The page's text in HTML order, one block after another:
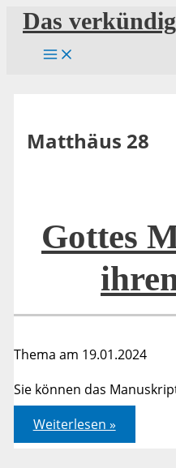
Zum
Inhalt
springen
Das
Matthäus 28
Gottes
Thema am 19.01.2024
Sie können das
Gottes
Mission
hat
Weiterlesen »